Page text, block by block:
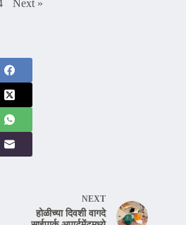
Next »
NEXT
होळीच्या दिवशी वागदे